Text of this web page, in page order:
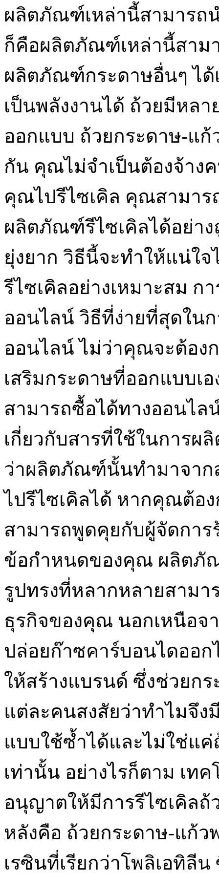
ผลิตภัณฑ์เหล่านี้สามารถ
ก็คือผลิตภัณฑ์เหล่านี้สามา
ผลิตภัณฑ์กระดาษอื่นๆ ได้
เป็นพลังงานได้ ถ้วยมีหล
ออกแบบ ถ้วยกระดาษ-แ
กัน คุณไม่จำเป็นต้องจ้าง
คุณไปรีไซเคิล คุณสามา
ผลิตภัณฑ์รีไซเคิลได้อย่า
ยุ่งยาก วิธีนี้จะทำให้แน่ใ
รีไซเคิลอย่างเหมาะสม
ออนไลน์ วิธีที่ง่ายที่สุดใน
ออนไลน์ ไม่ว่าคุณจะต้อง
เสริมกระดาษที่ออกแบบ
สามารถซื้อได้ทางออนไ
เกี่ยวกับสารที่ใช้ในการ
ว่าผลิตภัณฑ์นั้นทำมาจาก
ไปรีไซเคิลได้ หากคุณต้อ
สามารถพูดคุยกับผู้จัดกา
ข้อกำหนดของคุณ ผลิตภั
รูปทรงที่หลากหลายสาม
ธุรกิจของคุณ นอกเหนือจ
ปล่อยก๊าซคาร์บอนไดออ
ให้สร้างแบรนด์ ซึ่งช่วยก
แต่ละคนสงสัยว่าทำไมจึ
แบบใช้ซ้ำได้และไม่ใช่แค่
เท่านั้น อย่างไรก็ตาม เท
อนุญาตให้มีการรีไซเคิลถ้
หลังคือ ถ้วยกระดาษ-แก้
เรซินที่เรียกว่าโพลิเอทิลี